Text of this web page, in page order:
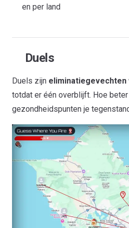
en per land
Duels
Duels zijn eliminatiegevechten
totdat er één overblijft. Hoe
gezondheidspunten je